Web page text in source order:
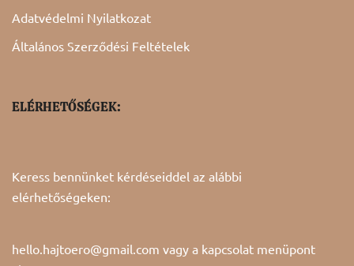
Adatvédelmi Nyilatkozat
Általános Szerződési Feltételek
ELÉRHETŐSÉGEK:
Keress bennünket kérdéseiddel az alábbi
elérhetőségeken:
hello.hajtoero@gmail.com vagy a kapcsolat menüpont